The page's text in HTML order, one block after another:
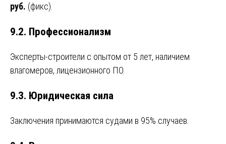
руб. (фикс).
9.2. Профессионализм
Эксперты-строители с опытом от 5 лет, наличием
влагомеров, лицензионного ПО.
9.3. Юридическая сила
Заключения принимаются судами в 95% случаев.